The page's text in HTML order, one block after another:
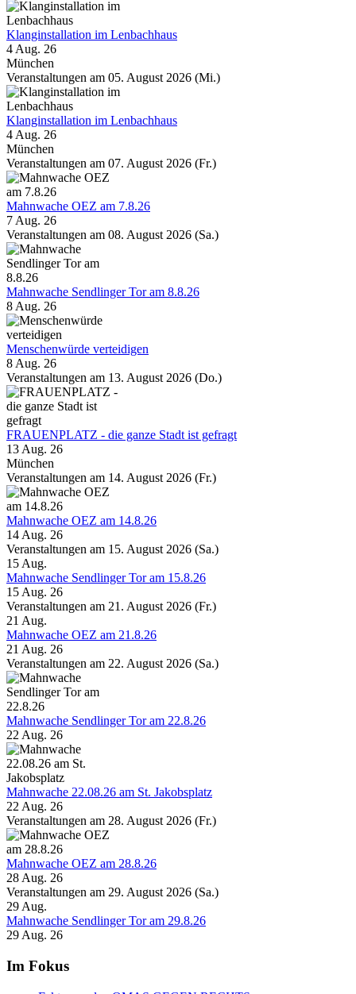
Klanginstallation im Lenbachhaus
4 Aug. 26
München
Veranstaltungen am 05. August 2026 (Mi.)
Klanginstallation im Lenbachhaus
4 Aug. 26
München
Veranstaltungen am 07. August 2026 (Fr.)
Mahnwache OEZ am 7.8.26
7 Aug. 26
Veranstaltungen am 08. August 2026 (Sa.)
Mahnwache Sendlinger Tor am 8.8.26
8 Aug. 26
Menschenwürde verteidigen
8 Aug. 26
Veranstaltungen am 13. August 2026 (Do.)
FRAUENPLATZ - die ganze Stadt ist gefragt
13 Aug. 26
München
Veranstaltungen am 14. August 2026 (Fr.)
Mahnwache OEZ am 14.8.26
14 Aug. 26
Veranstaltungen am 15. August 2026 (Sa.)
15Aug.
Mahnwache Sendlinger Tor am 15.8.26
15 Aug. 26
Veranstaltungen am 21. August 2026 (Fr.)
21 Aug.
Mahnwache OEZ am 21.8.26
21 Aug. 26
Veranstaltungen am 22. August 2026 (Sa.)
Mahnwache Sendlinger Tor am 22.8.26
22 Aug. 26
Mahnwache 22.08.26 am St. Jakobsplatz
22 Aug. 26
Veranstaltungen am 28. August 2026 (Fr.)
Mahnwache OEZ am 28.8.26
28 Aug. 26
Veranstaltungen am 29. August 2026 (Sa.)
29Aug.
Mahnwache Sendlinger Tor am 29.8.26
29 Aug. 26
Im Fokus